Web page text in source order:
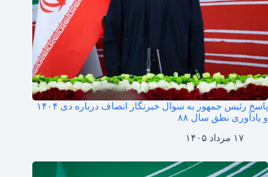
پاسخ رئیس جمهور به سوال خبرنگار انصاف درباره دی ۱۴۰۴
و یادآوری نطق سال ۸۸
۱۷ مرداد ۱۴۰۵